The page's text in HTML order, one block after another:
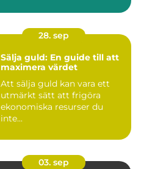
28. sep
Sälja guld: En guide till att
maximera värdet
Att sälja guld kan vara ett
utmärkt sätt att frigöra
ekonomiska resurser du
inte...
03. sep